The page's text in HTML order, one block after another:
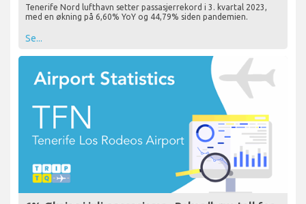
Tenerife Nord lufthavn setter passasjerrekord i 3. kvartal 2023,
med en økning på 6,60% YoY og 44,79% siden pandemien.
Se...